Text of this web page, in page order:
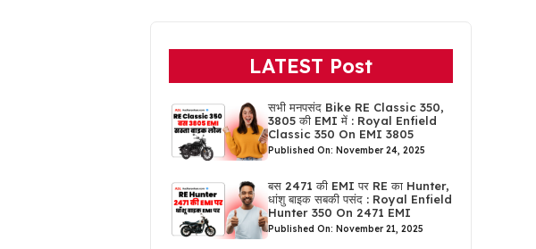
LATEST Post
सभी मनपसंद Bike RE Classic 350,
3805 की EMI में : Royal Enfield
Classic 350 On EMI 3805
Published On: November 24, 2025
बस 2471 की EMI पर RE का Hunter,
धांशु बाइक सबकी पसंद : Royal Enfield
Hunter 350 On 2471 EMI
Published On: November 21, 2025